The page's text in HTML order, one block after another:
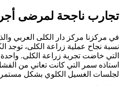
تجارب ناجحة لمرضى
في مركزنا مركز دار الكلى العربي
نسبة نجاح عملية زراعة الكلى، توجد
التي خاضت تجربة زراعة الكلى.
استاذه سمر التي كانت تعاني من
لجلسات الغسيل الكلوي بشكل